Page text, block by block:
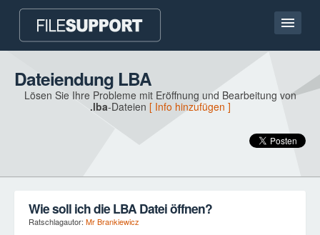
Hauptseite
Kontakt
Dateiendung LBA
Lösen Sie Ihre Probleme mit Eröffnung und Bearbeitung von
.lba-Dateien [ Info hinzufügen ]
Wie soll ich die LBA Datei öffnen?
Ratschlagautor: Mr Brankiewicz